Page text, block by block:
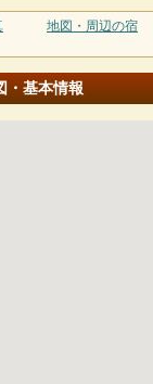
地図・周辺の宿
・基本情報